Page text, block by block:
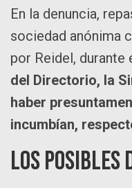
En la denuncia,
sociedad anónima
por Reidel, durante
del Directorio, la
haber
incumbían,
Los